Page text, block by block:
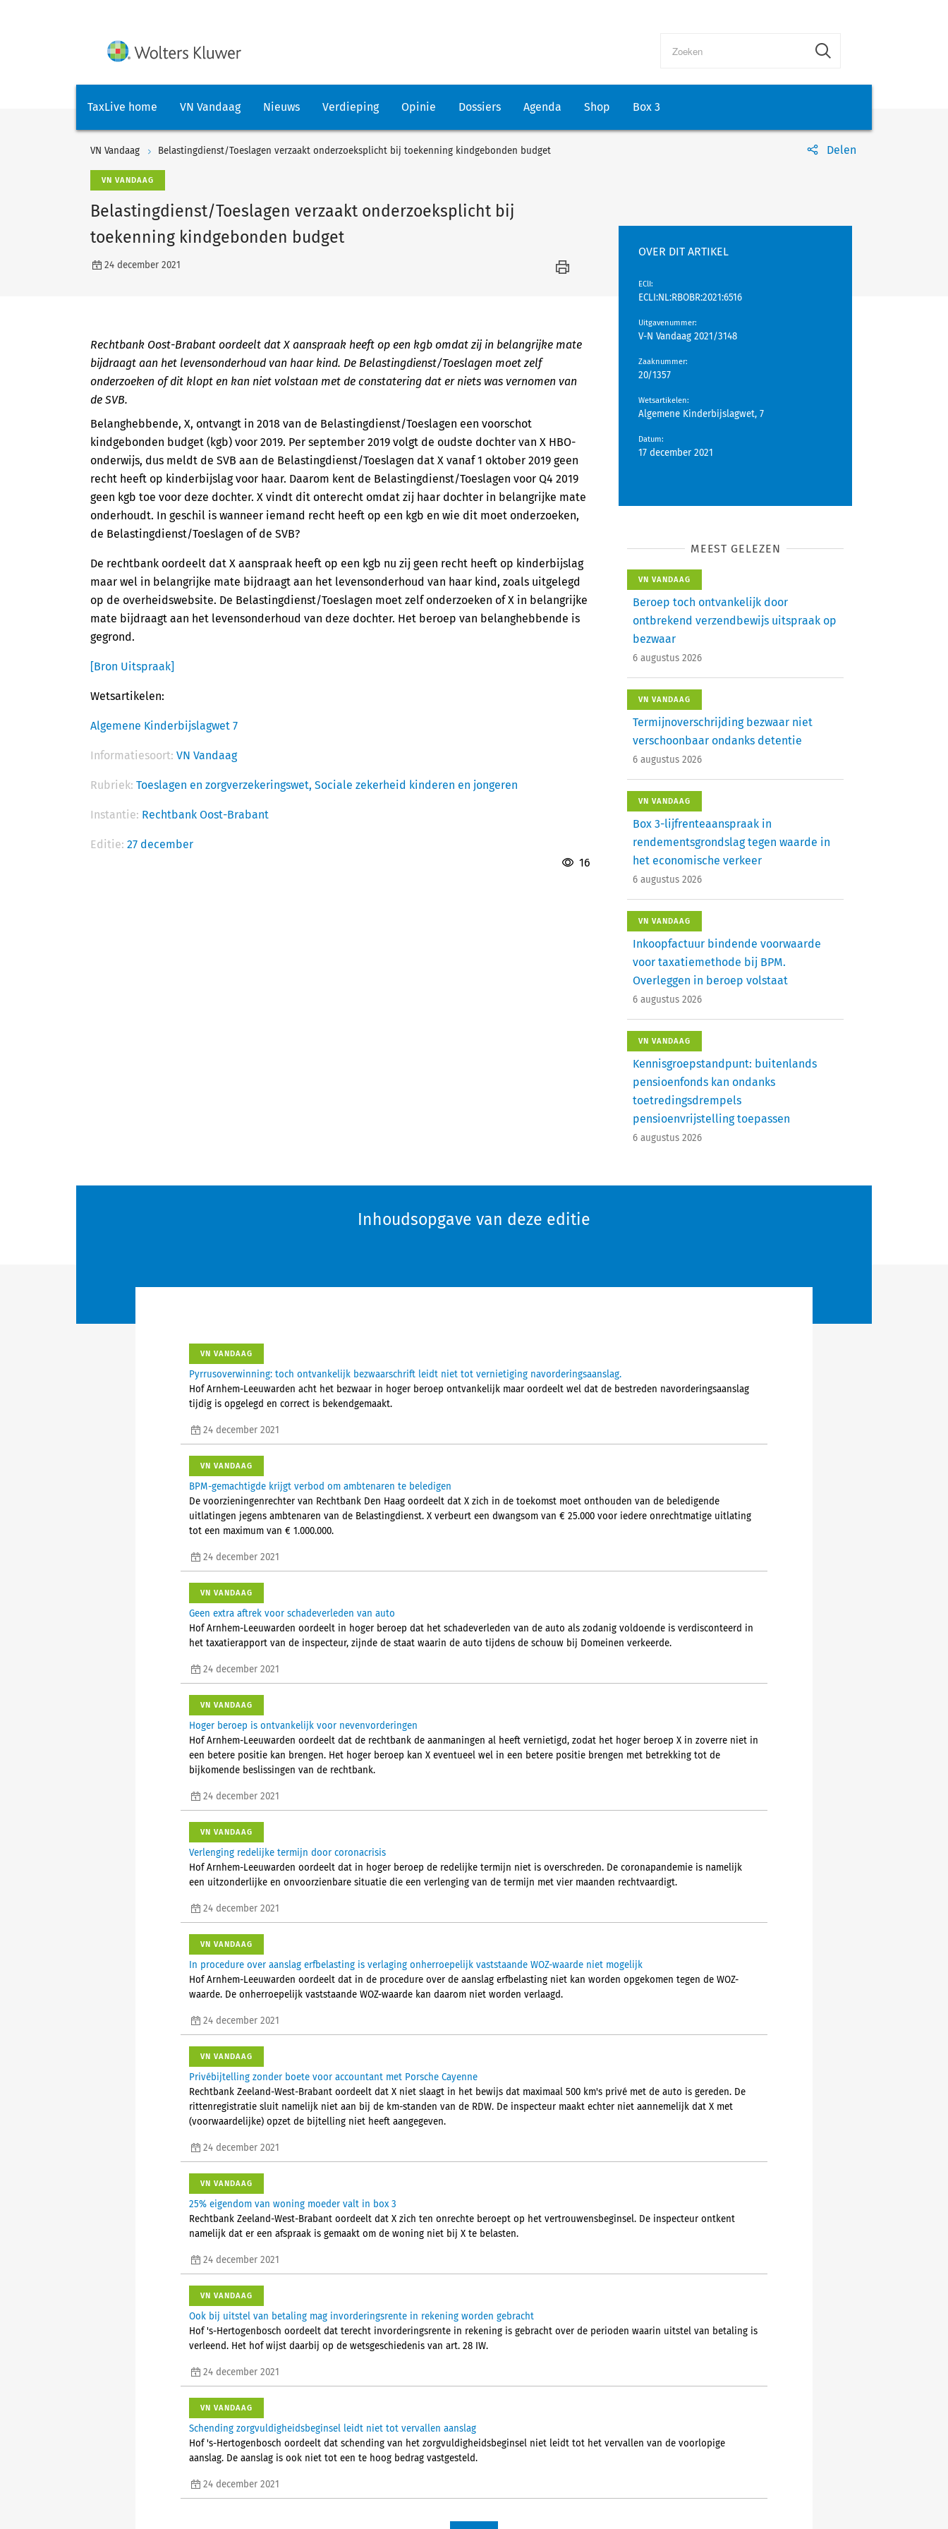
TaxLive home VN Vandaag Nieuws Verdieping Opinie Dossiers Agenda Shop Box 3
VN Vandaag Belastingdienst/Toeslagen verzaakt onderzoeksplicht bij toekenning kindgebonden budget Delen
VN VANDAAG
Belastingdienst/Toeslagen verzaakt onderzoeksplicht bij
toekenning kindgebonden budget
24 december 2021
Rechtbank Oost-Brabant oordeelt dat X aanspraak heeft op een kgb omdat zij in belangrijke mate
bijdraagt aan het levensonderhoud van haar kind. De Belastingdienst/Toeslagen moet zelf
onderzoeken of dit klopt en kan niet volstaan met de constatering dat er niets was vernomen van
de SVB.
Belanghebbende, X, ontvangt in 2018 van de Belastingdienst/Toeslagen een voorschot
kindgebonden budget (kgb) voor 2019. Per september 2019 volgt de oudste dochter van X HBO-
onderwijs, dus meldt de SVB aan de Belastingdienst/Toeslagen dat X vanaf 1 oktober 2019 geen
recht heeft op kinderbijslag voor haar. Daarom kent de Belastingdienst/Toeslagen voor Q4 2019
geen kgb toe voor deze dochter. X vindt dit onterecht omdat zij haar dochter in belangrijke mate
onderhoudt. In geschil is wanneer iemand recht heeft op een kgb en wie dit moet onderzoeken,
de Belastingdienst/Toeslagen of de SVB?
De rechtbank oordeelt dat X aanspraak heeft op een kgb nu zij geen recht heeft op kinderbijslag
maar wel in belangrijke mate bijdraagt aan het levensonderhoud van haar kind, zoals uitgelegd
op de overheidswebsite. De Belastingdienst/Toeslagen moet zelf onderzoeken of X in belangrijke
mate bijdraagt aan het levensonderhoud van deze dochter. Het beroep van belanghebbende is
gegrond.
[Bron Uitspraak]
Wetsartikelen:
Algemene Kinderbijslagwet 7
Informatiesoort: VN Vandaag
Rubriek: Toeslagen en zorgverzekeringswet, Sociale zekerheid kinderen en jongeren
Instantie: Rechtbank Oost-Brabant
Editie: 27 december
16
OVER DIT ARTIKEL
EClI:
ECLI:NL:RBOBR:2021:6516
Uitgavenummer:
V-N Vandaag 2021/3148
Zaaknummer:
20/1357
Wetsartikelen:
Algemene Kinderbijslagwet, 7
Datum:
17 december 2021
MEEST GELEZEN
VN VANDAAG
Beroep toch ontvankelijk door
ontbrekend verzendbewijs uitspraak op
bezwaar
6 augustus 2026
VN VANDAAG
Termijnoverschrijding bezwaar niet
verschoonbaar ondanks detentie
6 augustus 2026
VN VANDAAG
Box 3-lijfrenteaanspraak in
rendementsgrondslag tegen waarde in
het economische verkeer
6 augustus 2026
VN VANDAAG
Inkoopfactuur bindende voorwaarde
voor taxatiemethode bij BPM.
Overleggen in beroep volstaat
6 augustus 2026
VN VANDAAG
Kennisgroepstandpunt: buitenlands
pensioenfonds kan ondanks
toetredingsdrempels
pensioenvrijstelling toepassen
6 augustus 2026
Inhoudsopgave van deze editie
VN VANDAAG
Pyrrusoverwinning: toch ontvankelijk bezwaarschrift leidt niet tot vernietiging navorderingsaanslag.
Hof Arnhem-Leeuwarden acht het bezwaar in hoger beroep ontvankelijk maar oordeelt wel dat de bestreden navorderingsaanslag
tijdig is opgelegd en correct is bekendgemaakt.
24 december 2021
VN VANDAAG
BPM-gemachtigde krijgt verbod om ambtenaren te beledigen
De voorzieningenrechter van Rechtbank Den Haag oordeelt dat X zich in de toekomst moet onthouden van de beledigende
uitlatingen jegens ambtenaren van de Belastingdienst. X verbeurt een dwangsom van € 25.000 voor iedere onrechtmatige uitlating
tot een maximum van € 1.000.000.
24 december 2021
VN VANDAAG
Geen extra aftrek voor schadeverleden van auto
Hof Arnhem-Leeuwarden oordeelt in hoger beroep dat het schadeverleden van de auto als zodanig voldoende is verdisconteerd in
het taxatierapport van de inspecteur, zijnde de staat waarin de auto tijdens de schouw bij Domeinen verkeerde.
24 december 2021
VN VANDAAG
Hoger beroep is ontvankelijk voor nevenvorderingen
Hof Arnhem-Leeuwarden oordeelt dat de rechtbank de aanmaningen al heeft vernietigd, zodat het hoger beroep X in zoverre niet in
een betere positie kan brengen. Het hoger beroep kan X eventueel wel in een betere positie brengen met betrekking tot de
bijkomende beslissingen van de rechtbank.
24 december 2021
VN VANDAAG
Verlenging redelijke termijn door coronacrisis
Hof Arnhem-Leeuwarden oordeelt dat in hoger beroep de redelijke termijn niet is overschreden. De coronapandemie is namelijk
een uitzonderlijke en onvoorzienbare situatie die een verlenging van de termijn met vier maanden rechtvaardigt.
24 december 2021
VN VANDAAG
In procedure over aanslag erfbelasting is verlaging onherroepelijk vaststaande WOZ-waarde niet mogelijk
Hof Arnhem-Leeuwarden oordeelt dat in de procedure over de aanslag erfbelasting niet kan worden opgekomen tegen de WOZ-
waarde. De onherroepelijk vaststaande WOZ-waarde kan daarom niet worden verlaagd.
24 december 2021
VN VANDAAG
Privébijtelling zonder boete voor accountant met Porsche Cayenne
Rechtbank Zeeland-West-Brabant oordeelt dat X niet slaagt in het bewijs dat maximaal 500 km's privé met de auto is gereden. De
rittenregistratie sluit namelijk niet aan bij de km-standen van de RDW. De inspecteur maakt echter niet aannemelijk dat X met
(voorwaardelijke) opzet de bijtelling niet heeft aangegeven.
24 december 2021
VN VANDAAG
25% eigendom van woning moeder valt in box 3
Rechtbank Zeeland-West-Brabant oordeelt dat X zich ten onrechte beroept op het vertrouwensbeginsel. De inspecteur ontkent
namelijk dat er een afspraak is gemaakt om de woning niet bij X te belasten.
24 december 2021
VN VANDAAG
Ook bij uitstel van betaling mag invorderingsrente in rekening worden gebracht
Hof 's-Hertogenbosch oordeelt dat terecht invorderingsrente in rekening is gebracht over de perioden waarin uitstel van betaling is
verleend. Het hof wijst daarbij op de wetsgeschiedenis van art. 28 IW.
24 december 2021
VN VANDAAG
Schending zorgvuldigheidsbeginsel leidt niet tot vervallen aanslag
Hof 's-Hertogenbosch oordeelt dat schending van het zorgvuldigheidsbeginsel niet leidt tot het vervallen van de voorlopige
aanslag. De aanslag is ook niet tot een te hoog bedrag vastgesteld.
24 december 2021